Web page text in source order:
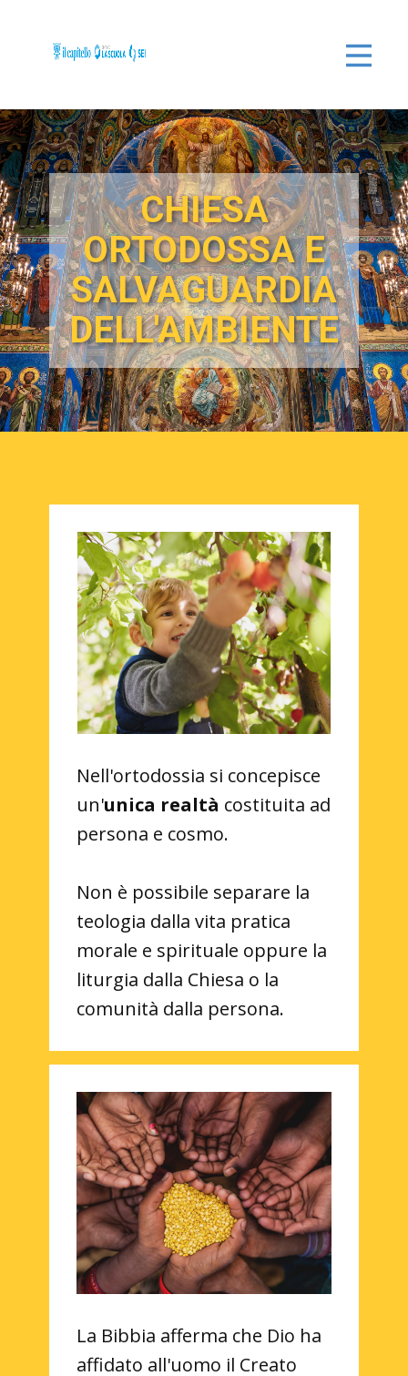
CHIESA
ORTODOSSA E
SALVAGUARDIA
DELL'AMBIENTE
Nell'ortodossia si concepisce
un'unica realtà costituita ad
persona e cosmo.
Non è possibile separare la
teologia dalla vita pratica
morale e spirituale oppure la
liturgia dalla Chiesa o la
comunità dalla persona.
La Bibbia afferma che Dio ha
affidato all'uomo il Creato